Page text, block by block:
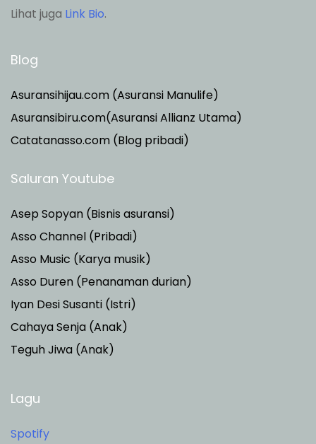
Lihat juga Link Bio.
Blog
Asuransihijau.com (Asuransi Manulife)
Asuransibiru.com(Asuransi Allianz Utama)
Catatanasso.com (Blog pribadi)
Saluran Youtube
Asep Sopyan (Bisnis asuransi)
Asso Channel (Pribadi)
Asso Music (Karya musik)
Asso Duren (Penanaman durian)
Iyan Desi Susanti (Istri)
Cahaya Senja (Anak)
Teguh Jiwa (Anak)
Lagu
Spotify